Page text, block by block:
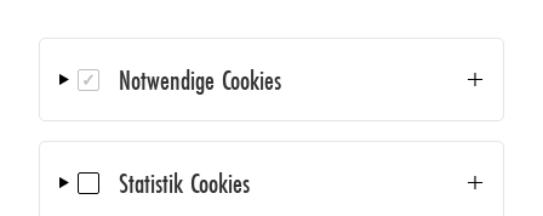
Notwendige Cookies
Statistik Cookies